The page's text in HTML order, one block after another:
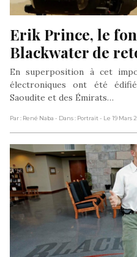
Erik Prince, le
Blackwater de
En superposition à cet
électroniques ont été
Saoudite et des Émirats…
Par : René Naba - Dans : Portrait- Le 19 Mars